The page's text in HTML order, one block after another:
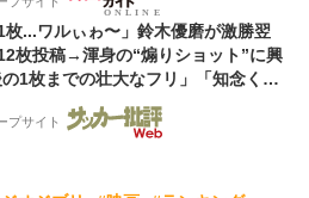
枚...ワルぃゎ〜」鈴木優磨が激勝翌
枚投稿→渾身の“煽りショット”に興
1枚までの壮大なフリ」「知念くん
だけ好きなんよw」
プサイト